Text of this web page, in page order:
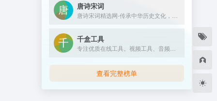
唐诗宋词
千盒工具
查看完整榜单